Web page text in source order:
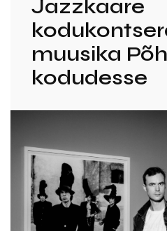
Jazzkaare
muusika
kodudesse